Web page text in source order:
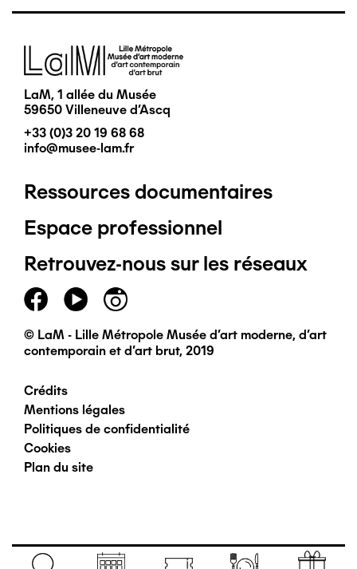
Image
LaM, 1 allée du Musée
59650 Villeneuve d'Ascq
+33 (0)3 20 19 68 68
info@musee-lam.fr
Pied
de
page
principal
Ressources documentaires
Espace professionnel
Retrouvez-nous sur les réseaux
© LaM - Lille Métropole Musée d'art moderne, d'art
contemporain et d'art brut, 2019
Pied
de
page
Crédits
Mentions légales
Politiques de confidentialité
Cookies
Plan du site